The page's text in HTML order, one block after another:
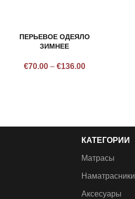
ПЕРЬЕВОЕ ОДЕЯЛО
ЗИМНЕЕ
€70.00 – €136.00
КАТЕГОРИИ
Матрасы
Наматрасники
Аксесуары